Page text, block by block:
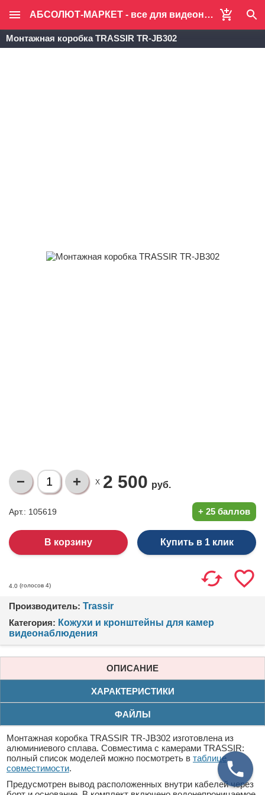
АБСОЛЮТ-МАРКЕТ - все для видеонаблюдения и систем безопасности
Монтажная коробка TRASSIR TR-JB302
X 2 500 руб.
Арт.: 105619 + 25 баллов
Купить в 1 клик
4.0 (голосов 4)
Производитель: Trassir
Категория: Кожухи и кронштейны для камер
видеонаблюдения
ОПИСАНИЕ
ХАРАКТЕРИСТИКИ
ФАЙЛЫ
Монтажная коробка TRASSIR TR-JB302 изготовлена из
алюминиевого сплава. Совместима с камерами TRASSIR:
полный список моделей можно посмотреть в таблице
совместимости.
Предусмотрен вывод расположенных внутри кабелей через